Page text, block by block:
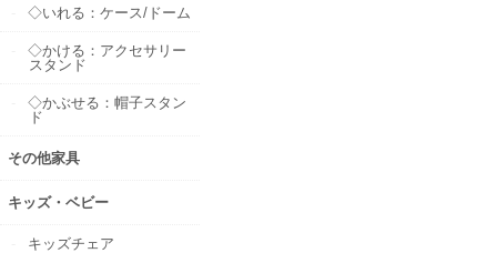
◇いれる：ケース/ドーム
◇かける：アクセサリー
スタンド
◇かぶせる：帽子スタン
ド
その他家具
キッズ・ベビー
キッズチェア